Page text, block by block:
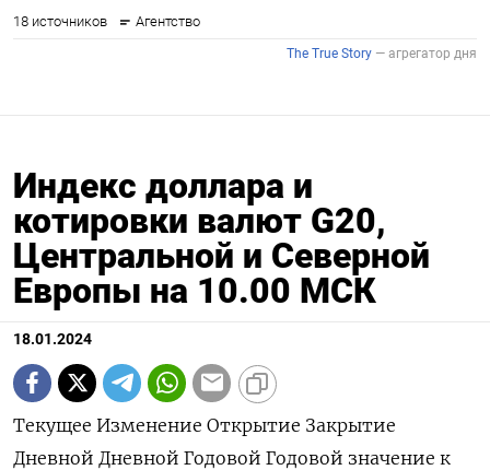
Индекс доллара и
котировки валют G20,
Центральной и Северной
Европы на 10.00 МСК
18.01.2024
Текущее Изменение Открытие Закрытие
Дневной Дневной Годовой Годовой значение к